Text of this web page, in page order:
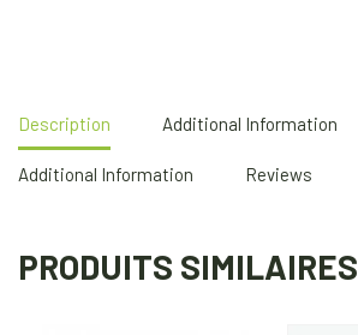
Description Additional Information
Additional Information Reviews
PRODUITS SIMILAIRES